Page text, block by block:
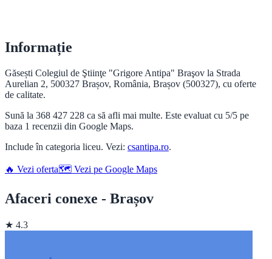
Informație
Găsești Colegiul de Ştiinţe "Grigore Antipa" Braşov la Strada
Aurelian 2, 500327 Brașov, România, Brașov (500327), cu oferte
de calitate.
Sună la 368 427 228 ca să afli mai multe. Este evaluat cu 5/5 pe
baza 1 recenzii din Google Maps.
Include în categoria liceu. Vezi: csantipa.ro.
🔥 Vezi oferta🗺️ Vezi pe Google Maps
Afaceri conexe - Brașov
★ 4.3